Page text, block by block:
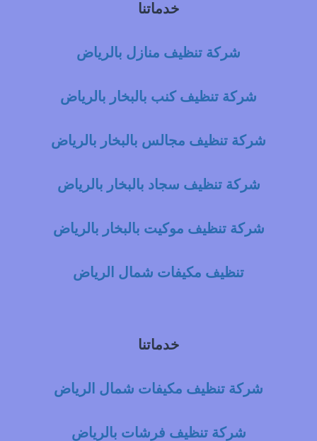
خدماتنا
شركة تنظيف منازل بالرياض
شركة تنظيف كنب بالبخار بالرياض
شركة تنظيف مجالس بالبخار بالرياض
شركة تنظيف سجاد بالبخار بالرياض
شركة تنظيف موكيت بالبخار بالرياض
تنظيف مكيفات شمال الرياض
خدماتنا
شركة تنظيف مكيفات شمال الرياض
شركة تنظيف فرشات بالرياض